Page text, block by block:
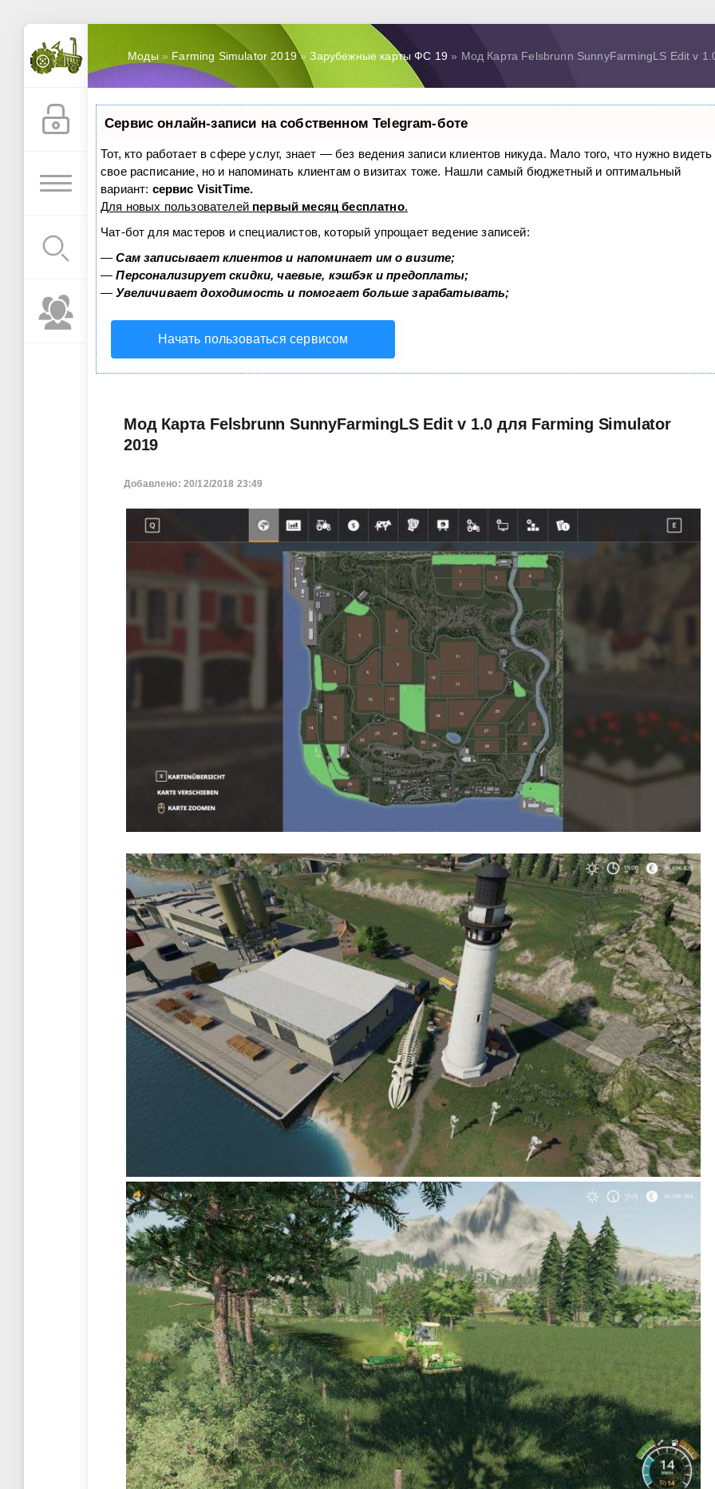
Моды» Farming Simulator 2019»Зарубежные карты ФС 19 » Мод Карта Felsbrunn SunnyFarmingLS Edit v
Сервис онлайн-записи на собственном Telegram-боте
Тот, кто работает в сфере услуг, знает — без ведения записи клиентов никуда. Мало того, что нужно видеть
свое расписание, но и напоминать клиентам о визитах тоже. Нашли самый бюджетный и оптимальный
вариант: сервис VisitTime.
Для новых пользователей первый месяц бесплатно.
Чат-бот для мастеров и специалистов, который упрощает ведение записей:
—Сам записывает клиентов и напоминает им о визите;
—Персонализирует скидки, чаевые, кэшбэк и предоплаты;
—Увеличивает доходимость и помогает больше зарабатывать;
Начать пользоваться сервисом
Мод Карта Felsbrunn SunnyFarmingLS Edit v 1.0 для Farming Simulator
2019
Добавлено: 20/12/2018 23:49